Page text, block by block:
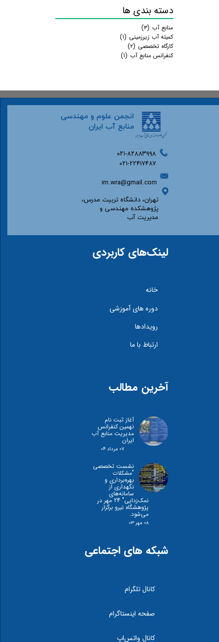
دسته بندی ها
منابع آب (۳)
کمیته آب زیرزمینی (۱)
کارگاه تخصصی (۲)
کنفرانس منابع آب (۱)
انجمن علوم و مهندسی
منابع آب ایران
۰۲۱-۸۲۸۸۳۹۹۸
۰۲۱-22417487
irn.wra@gmail.com
تهران، دانشگاه تربیت مدرس،
پژوهشکده مهندسی و
مدیریت آب​​​​​​​
لینک‌های کاربردی
خانه
دوره های آموزشی
رویدادها
ارتباط با ما
آخرین مطالب
آغاز ثبت نام
نهمین کنفرانس
مدیریت منابع آب
ایران
۰۷ مرداد ۰۴
نشست تخصصی
"مشكلات
بهره‌برداری و
نگهداری از
سامانه‌های
نمک‌زدايی" 24 مهر در
پژوهشگاه نیرو برگزار
می‌شود.
۰۸ مهر ۰۳
شبکه های اجتماعی
کانال تلگرام
صفحه اینستاگرام
کانال واتس‌اپ